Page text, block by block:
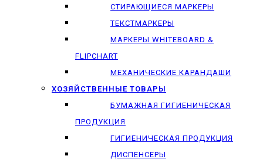
СТИРАЮЩИЕСЯ МАРКЕРЫ
ТЕКСТМАРКЕРЫ
МАРКЕРЫ WHITEBOARD &
FLIPCHART
МЕХАНИЧЕСКИЕ КАРАНДАШИ
ХОЗЯЙСТВЕННЫЕ ТОВАРЫ
БУМАЖНАЯ ГИГИЕНИЧЕСКАЯ
ПРОДУКЦИЯ
ГИГИЕНИЧЕСКАЯ ПРОДУКЦИЯ
ДИСПЕНСЕРЫ